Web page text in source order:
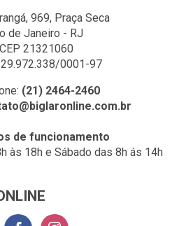
969, Praça Seca
de Janeiro - RJ
CEP 21321060
0001-97
(21) 2464-2460
de funcionamento
às 18h e Sábado das 8h ás 14h